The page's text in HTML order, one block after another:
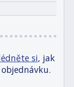
si, jak